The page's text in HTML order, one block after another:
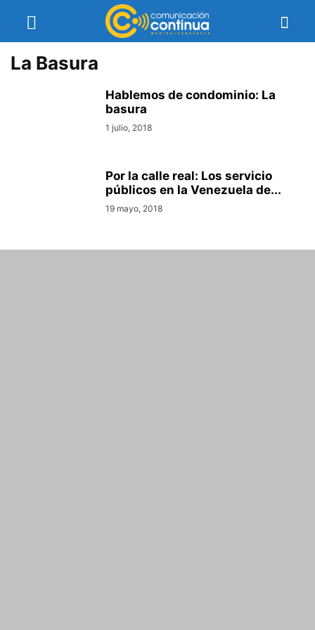
La Basura
Hablemos de condominio: La
basura
1 julio, 2018
Por la calle real: Los servicio
públicos en la Venezuela de...
19 mayo, 2018